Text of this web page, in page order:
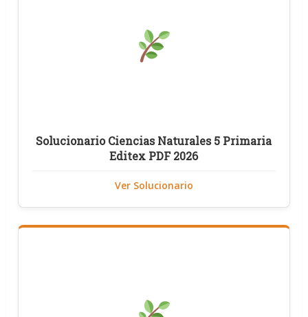
Solucionario Ciencias Naturales 5 Primaria
Editex PDF 2026
Ver Solucionario